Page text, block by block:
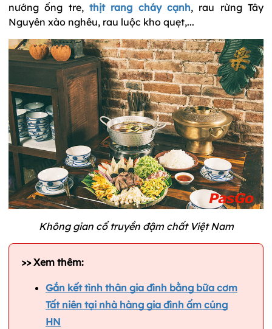
nướng ống tre, thịt rang cháy cạnh, rau rừng Tây
Nguyên xào nghêu, rau luộc kho quẹt,...
Không gian cổ truyền đậm chất Việt Nam
>> Xem thêm:
Gắn kết tình thân gia đình bằng bữa cơm
Tất niên tại nhà hàng gia đình ấm cúng
HN